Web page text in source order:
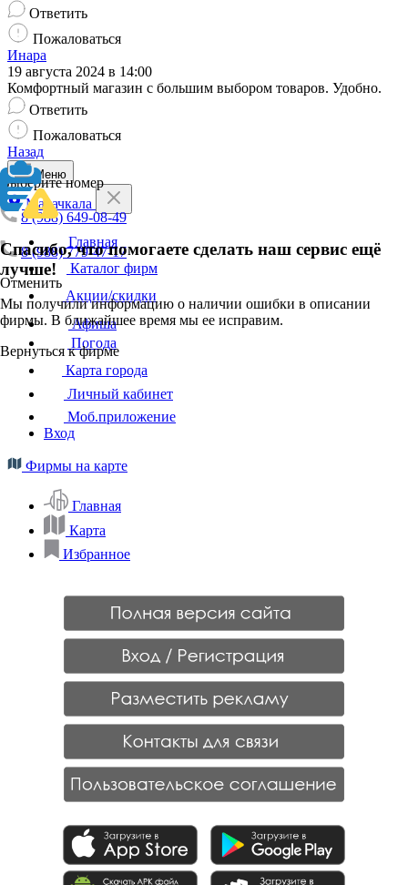
Ответить
Пожаловаться
Инара
19 августа 2024 в 14:00
Комфортный магазин с большим выбором товаров. Удобно.
Ответить
Пожаловаться
Назад
Выберите номер
8 (988) 649-08-49
8 (988) 779-47-17
Отменить
Спасибо, что помогаете сделать наш сервис ещё
лучше!
Мы получили информацию о наличии ошибки в описании
фирмы. В ближайшее время мы ее исправим.
Вернуться к фирме
Меню
Махачкала
Главная
Каталог фирм
Акции/скидки
Афиша
Погода
Карта города
Личный кабинет
Моб.приложение
Вход
Фирмы на карте
Главная
Карта
Избранное